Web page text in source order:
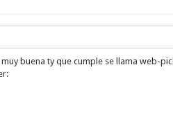
buena ty que cumple se llama web-